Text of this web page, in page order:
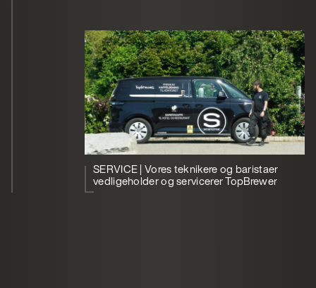
SERVICE | Vores teknikere og baristaer
vedligeholder og servicerer TopBrewer